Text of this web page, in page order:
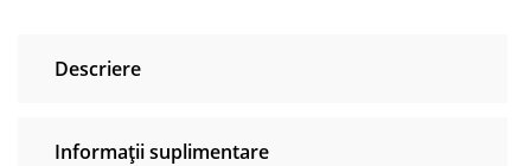
Descriere
Informații suplimentare